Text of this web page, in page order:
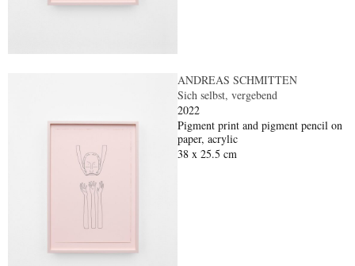
ANDREAS SCHMITTEN
Sich selbst, vergebend
2022
Pigment print and pigment pencil on
paper, acrylic
38 x 25.5 cm